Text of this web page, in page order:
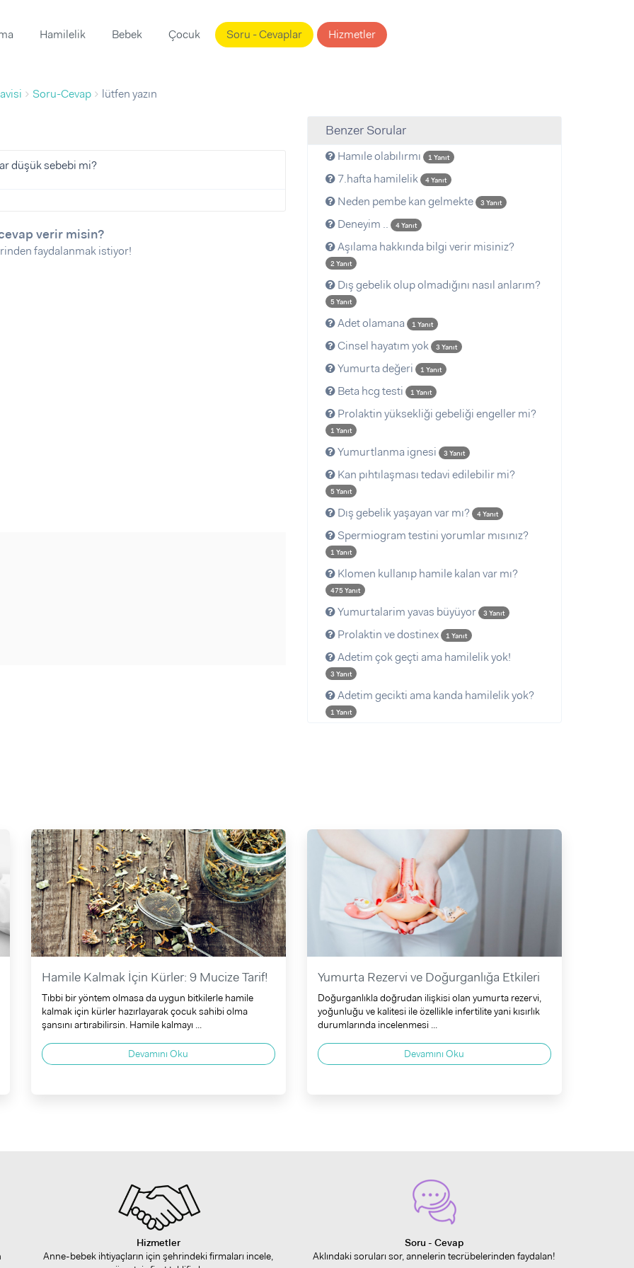
Hamilelik Bebek Çocuk Soru - Cevaplar Hizmetler
Soru-Cevap lütfen yazın
düşük sebebi mi?
verir misin?
faydalanmak istiyor!
Benzer Sorular
Hamıle olabılırmı 1 Yanıt
7.hafta hamilelik 4 Yanıt
Neden pembe kan gelmekte 3 Yanıt
Deneyim .. 4 Yanıt
Aşılama hakkında bilgi verir misiniz?
2 Yanıt
Dış gebelik olup olmadığını nasıl anlarım?
5 Yanıt
Adet olamana 1 Yanıt
Cinsel hayatım yok 3 Yanıt
Yumurta değeri 1 Yanıt
Beta hcg testi 1 Yanıt
Prolaktin yüksekliği gebeliği engeller mi?
1 Yanıt
Yumurtlanma ignesi 3 Yanıt
Kan pıhtılaşması tedavi edilebilir mi?
5 Yanıt
Dış gebelik yaşayan var mı? 4 Yanıt
Spermiogram testini yorumlar mısınız?
1 Yanıt
Klomen kullanıp hamile kalan var mı?
475 Yanıt
Yumurtalarim yavas büyüyor 3 Yanıt
Prolaktin ve dostinex 1 Yanıt
Adetim çok geçti ama hamilelik yok!
3 Yanıt
Adetim gecikti ama kanda hamilelik yok?
1 Yanıt
Hamile Kalmak İçin Kürler: 9 Mucize Tarif!
Tıbbi bir yöntem olmasa da uygun bitkilerle hamile
kalmak için kürler hazırlayarak çocuk sahibi olma
şansını artırabilirsin. Hamile kalmayı ...
Devamını Oku
Yumurta Rezervi ve Doğurganlığa Etkileri
Doğurganlıkla doğrudan ilişkisi olan yumurta rezervi,
yoğunluğu ve kalitesi ile özellikle infertilite yani kısırlık
durumlarında incelenmesi ...
Devamını Oku
Hizmetler
Anne-bebek ihtiyaçların için şehrindeki firmaları incele,
Soru - Cevap
Aklındaki soruları sor, annelerin tecrübelerinden faydalan!